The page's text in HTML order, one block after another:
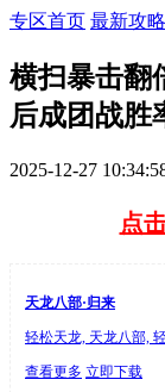
专区首页 最新攻略
横扫暴击翻
后成团战胜
2025-12-27
点
天龙八部·归来
轻松天龙, 天龙八部,
查看更多 立即下载